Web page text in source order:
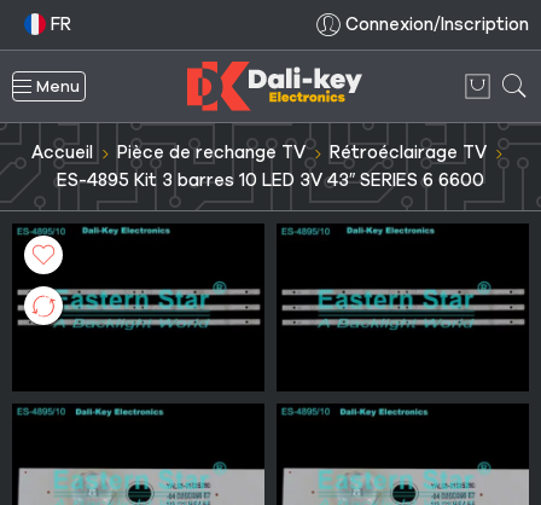
FR Connexion/Inscription
Menu
Accueil Pièce de rechange TV
Rétroéclairage TV
ES-4895 Kit 3 barres 10 LED 3V 43″ SERIES 6 6600